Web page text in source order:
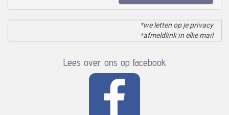
*we letten op je privacy
*afmeldlink in elke mail
Lees over ons op facebook